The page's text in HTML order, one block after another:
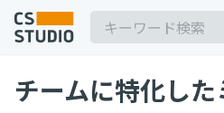
チームに特化し